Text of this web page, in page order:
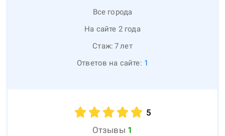
Все города
На сайте 2 года
Стаж: 7лет
Ответов на сайте: 1
5
Отзывы 1